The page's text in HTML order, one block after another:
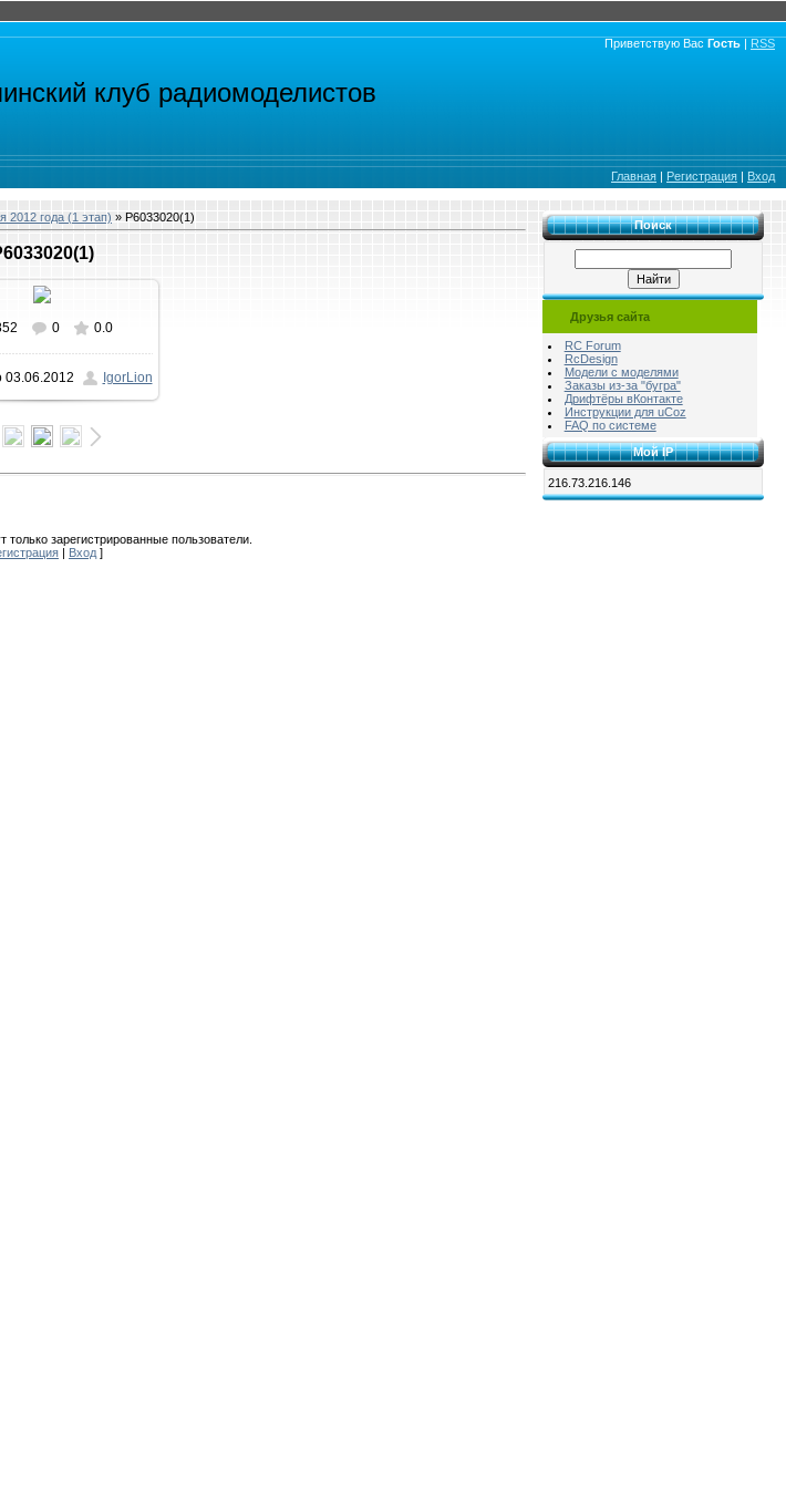
Приветствую Вас Гость | RSS
клуб радиомоделистов
Главная | Регистрация | Вход
2012 года (1 этап) » P6033020(1)
реальном размере
/ 237.8Kb
0 0.0
03.06.2012 IgorLion
зарегистрированные пользователи.
| Вход ]
Поиск
Друзья сайта
RC Forum
RcDesign
Модели с моделями
Заказы из-за "бугра"
Дрифтёры вКонтакте
Инструкции для uCoz
FAQ по системе
Мой IP
216.73.216.146